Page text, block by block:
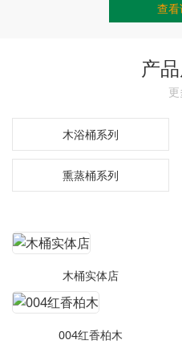
查看
产
更
木浴桶系列
熏蒸桶系列
木桶实体店
004红香柏木